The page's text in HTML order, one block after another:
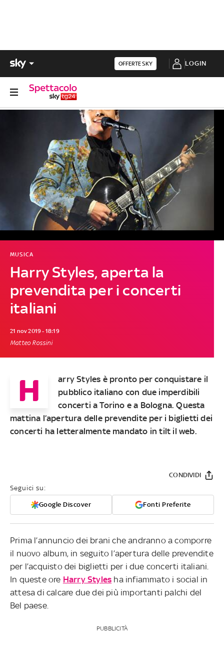
OFFERTE SKY LOGIN
Harry Styles, aperta la
prevendita per i concerti
italiani
MUSICA
21 nov 2019 - 18:19
Matteo Rossini
H arry Styles è pronto per conquistare il
pubblico italiano con due imperdibili
concerti aTorino e a Bologna. Questa
mattina l’apertura delle prevendite per i biglietti dei
concerti ha letteralmente mandato in tilt il web.
Seguici su:
Google Discover Fonti Preferite
CONDIVIDI
Prima l’annuncio dei brani che andranno a comporre
il nuovo album, in seguito l’apertura delle prevendite
per l’acquisto dei biglietti per i due concerti italiani.
In queste ore Harry Styles ha infiammato i social in
attesa di calcare due dei più importanti palchi del
Bel paese.
PUBBLICITÀ